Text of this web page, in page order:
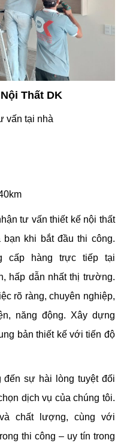
Thất DK
vấn tại nhà
tư vấn thiết kế nội thất
khi bắt đầu thi công.
cấp hàng trực tiếp tại
hấp dẫn nhất thị trường.
rõ ràng, chuyên nghiệp,
năng động. Xây dựng
bản thiết kế với tiến độ
đến sự hài lòng tuyệt đối
dịch vụ của chúng tôi.
chất lượng, cùng với
thi công – uy tín trong